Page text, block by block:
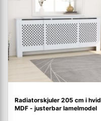
Radiatorskjuler 205 cm i hvid
MDF - justerbar lamelmodel